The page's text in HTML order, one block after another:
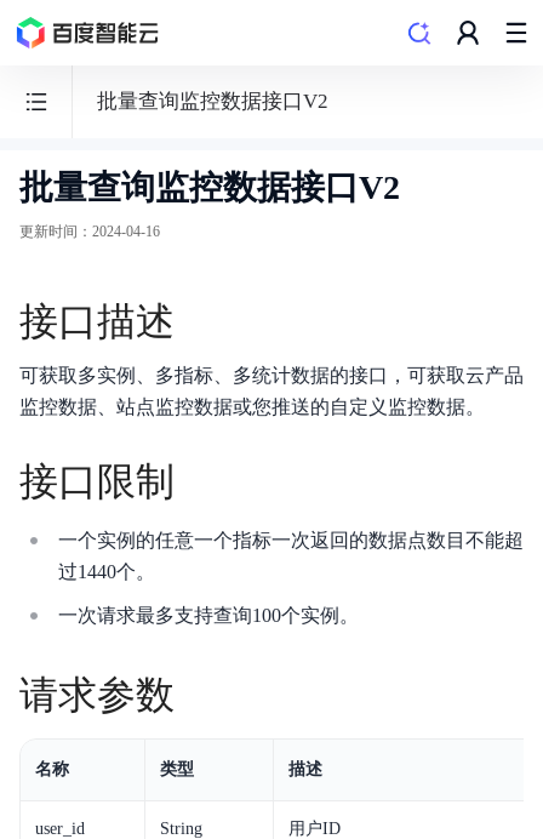
批量查询监控数据接口V2
云
监
产品公告
产品描述
操作指南
批量查询监控数据接口V2
更新时间 ： 2024-04-16
接口描述
可获取多实例、多指标、多统计数据的接口，可获取云产品
监控数据、站点监控数据或您推送的自定义监控数据。
接口限制
一个实例的任意一个指标一次返回的数据点数目不能超
过1440个。
一次请求最多支持查询100个实例。
请求参数
名称 类型 描述
user_id String 用户ID